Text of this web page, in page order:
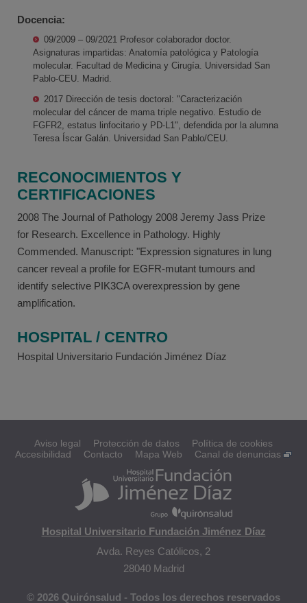
Docencia:
09/2009 – 09/2021 Profesor colaborador doctor.
Asignaturas impartidas: Anatomía patológica y Patología
molecular. Facultad de Medicina y Cirugía. Universidad San
Pablo-CEU. Madrid.
2017 Dirección de tesis doctoral: "Caracterización
molecular del cáncer de mama triple negativo. Estudio de
FGFR2, estatus linfocitario y PD-L1", defendida por la alumna
Teresa Íscar Galán. Universidad San Pablo/CEU.
RECONOCIMIENTOS Y
CERTIFICACIONES
2008 The Journal of Pathology 2008 Jeremy Jass Prize
for Research. Excellence in Pathology. Highly
Commended. Manuscript: "Expression signatures in lung
cancer reveal a profile for EGFR-mutant tumours and
identify selective PIK3CA overexpression by gene
amplification.
HOSPITAL / CENTRO
Hospital Universitario Fundación Jiménez Díaz
Aviso legal Protección de datos
Política de cookies
Accesibilidad
Contacto Mapa Web Canal de denuncias
Hospital Universitario Fundación Jiménez Díaz
Avda. Reyes Católicos, 2
28040 Madrid
© 2026 Quirónsalud - Todos los derechos reservados